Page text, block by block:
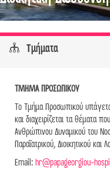
Τμήματα
ΤΜΗΜΑ ΠΡΟΣΩΠΙΚΟΥ
Το Τμήμα Προσωπικού
και διαχειρίζεται τα θέματα
Ανθρώπινου Δυναμικού του
Παραϊατρικού, Διοικητικού
Email: hr@papageorgiou-